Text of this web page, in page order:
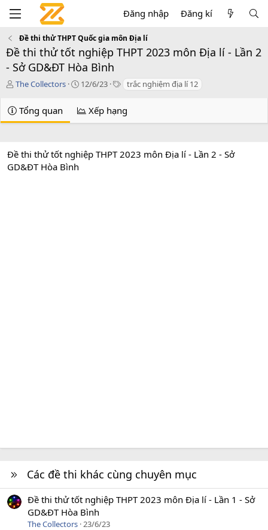
Đăng nhập Đăng kí
Đề thi thử THPT Quốc gia môn Địa lí
Đề thi thử tốt nghiệp THPT 2023 môn Địa lí - Lần 2
- Sở GD&ĐT Hòa Bình
T
g
i
The Collectors
C
a
t
n
12/6/23
T
s
trắc nghiệm địa lí 12
Tổng quan Xếp hạng
Đề thi thử tốt nghiệp THPT 2023 môn Địa lí - Lần 2 - Sở
GD&ĐT Hòa Bình
Các đề thi khác cùng chuyên mục
Đề thi thử tốt nghiệp THPT 2023 môn Địa lí - Lần 1 - Sở
GD&ĐT Hòa Bình
The Collectors 23/6/23